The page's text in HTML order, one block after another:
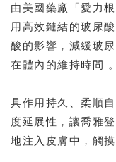
由美國藥廠「愛力
用高效鏈結的玻尿
酸的影響，減緩玻
在體內的維持時間 。
具作用持久、柔順
度延展性，讓喬雅
地注入皮膚中，觸